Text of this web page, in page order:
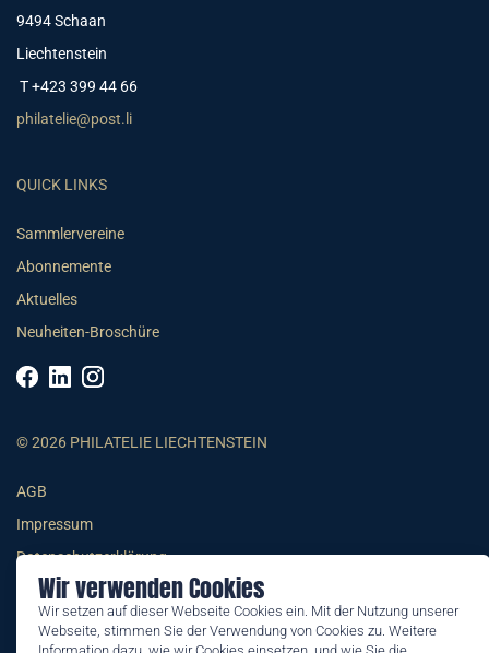
Wir verwenden Cookies
Wir setzen auf dieser Webseite Cookies ein. Mit der Nutzung unserer
Webseite, stimmen Sie der Verwendung von Cookies zu. Weitere
9494 Schaan
Liechtenstein
T +423 399 44 66
philatelie@post.li
QUICK LINKS
Sammlervereine
Abonnemente
Aktuelles
Neuheiten-Broschüre
© 2026 PHILATELIE LIECHTENSTEIN
AGB
Impressum
Datenschutzerklärung